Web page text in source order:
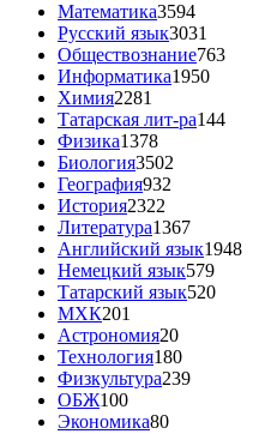
Математика3594
Русский язык3031
Обществознание763
Информатика1950
Химия2281
Татарская лит-ра144
Физика1378
Биология3502
География932
История2322
Литература1367
Английский язык1948
Немецкий язык579
Татарский язык520
МХК201
Астрономия20
Технология180
Физкультура239
ОБЖ100
Экономика80